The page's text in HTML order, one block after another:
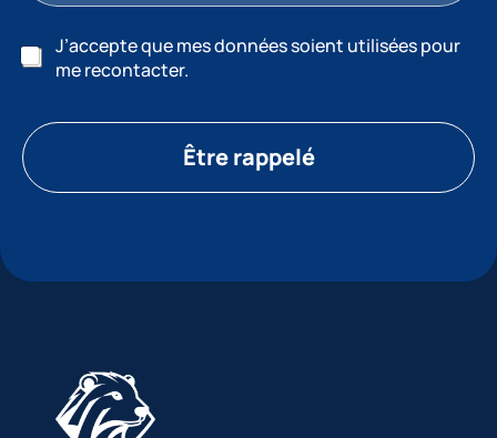
J’accepte que mes données soient utilisées pour
me recontacter.
Être rappelé